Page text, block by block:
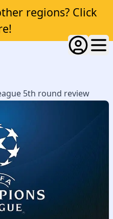
regions? Click
5th round review